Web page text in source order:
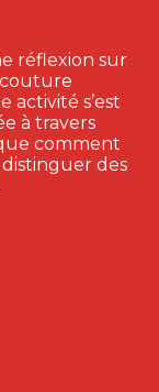
réflexion sur
activité s’est
à travers
comment
des